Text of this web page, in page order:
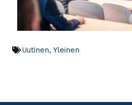
Uutinen, Yleinen